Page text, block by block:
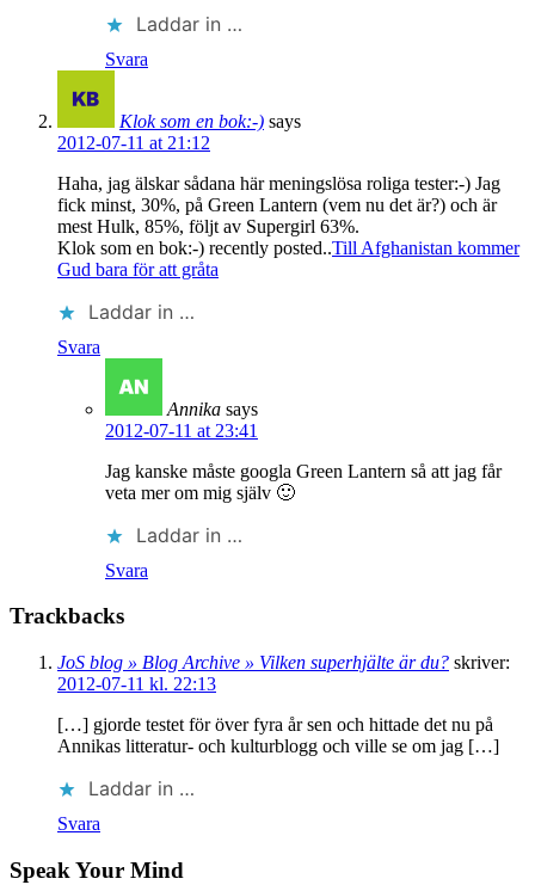
Laddar in …
Svara
Klok som en bok:-) says
2012-07-11 at 21:12
Haha, jag älskar sådana här meningslösa roliga tester:-) Jag
fick minst, 30%, på Green Lantern (vem nu det är?) och är
mest Hulk, 85%, följt av Supergirl 63%.
Klok som en bok:-) recently posted..Till Afghanistan kommer
Gud bara för att gråta
Laddar in …
Svara
Annika says
2012-07-11 at 23:41
Jag kanske måste googla Green Lantern så att jag får
veta mer om mig själv 🙂
Laddar in …
Svara
Trackbacks
JoS blog » Blog Archive » Vilken superhjälte är du? skriver:
2012-07-11 kl. 22:13
[…] gjorde testet för över fyra år sen och hittade det nu på
Annikas litteratur- och kulturblogg och ville se om jag […]
Laddar in …
Svara
Speak Your Mind